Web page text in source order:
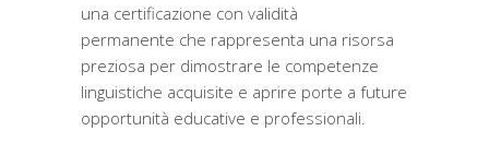
una certificazione con validità
permanente che rappresenta una risorsa
preziosa per dimostrare le competenze
linguistiche acquisite e aprire porte a future
opportunità educative e professionali.